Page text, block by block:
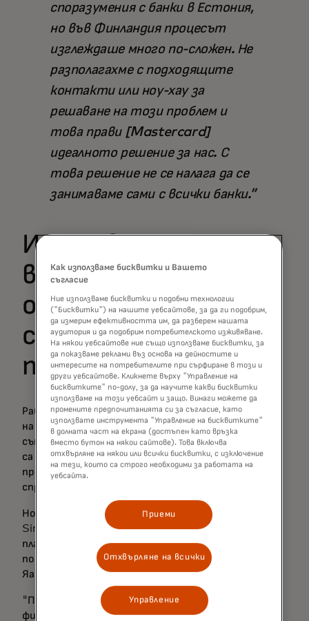
споразумения с банки в Естония,
но във Финландия процесът
изглеждаше много по-сложен. Не
разполагахме с подходящите
контакти или ноу-хау за
решаване на този проблем и
това прави [Mastercard]
идеалното решение за нас. С
това решение не се налага да се
занимаваме сами с всички банки.
Използване на
възможностите на
онлайн банка в
счетоводната
платформа
Работа с купища фактури на бюрото, създаване
на отчети за фактуриране, проверка и
съпоставяне на транзакциите една по една. Това
са само някои от задачите, с които повечето
предприятия трябва да се справят, за да се
справят със счетоводните си нужди.
Но с помощта на отворените финанси
SimplBooks успя да създаде счетоводна
платформа "всичко в едно", която освобождава
потребителите от времеемки задачи, обяснява
Яанус:
"Партньорството ни позволява да интегрираме
финансовите данни и плащанията директно в
Как използваме бисквитки и Вашето
съгласие
Ние използваме бисквитки и подобни технологии
("Бисквитки") на нашите уебсайтове, за да ги подобрим,
да измерим ефективността им, да разберем нашата
аудитория и да подобрим потребителското изживяване.
На някои уебсайтове ние също използваме бисквитки, за
да показваме реклами въз основа на дейностите и
интересите на потребителите при сърфиране в този и
други уебсайтове. Кликнете върху "Управление на
бисквитките" по-долу, за да научите какви бисквитки
използваме на този уебсайт и защо. Винаги можете да
промените предпочитанията си за съгласие, като
използвате инструмента "Управление на бисквитките"
в долната част на екрана (достъпен като връзка
вместо бутон на някои сайтове). Това включва
отхвърляне на някои или всички бисквитки, с изключение
на тези, които са строго необходими за работата на
уебсайта.
Приеми
Отхвърляне на всички
Управление